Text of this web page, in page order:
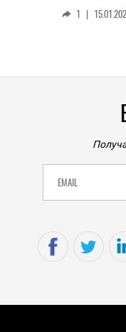
1 |